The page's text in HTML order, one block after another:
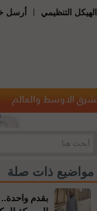
الهيكل التنظيمي أرسل
الاوسط والعالم
مواضيع ذات صلة
بقدم